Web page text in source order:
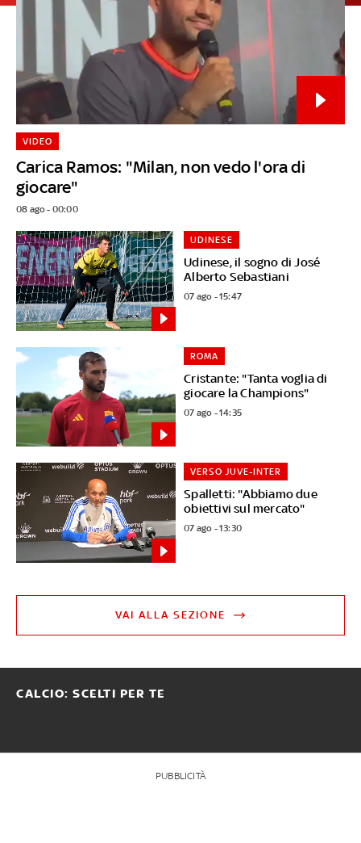
Carica Ramos: "Milan, non vedo l'ora di
giocare"
VIDEO
08 ago - 00:00
Udinese, il sogno di José
Alberto Sebastiani
UDINESE
07 ago - 15:47
Cristante: "Tanta voglia di
giocare la Champions"
ROMA
07 ago - 14:35
Spalletti: "Abbiamo due
obiettivi sul mercato"
VERSO JUVE-INTER
07 ago - 13:30
VAI ALLA SEZIONE
CALCIO: SCELTI PER TE
PUBBLICITÀ